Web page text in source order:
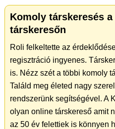
Komoly társkeresés a
társkeresőn
Roli felkeltette az
regisztráció ingyenes.
is. Nézz szét a többi komoly
Találd meg életed nagy
rendszerünk segítségével. A
olyan online társkereső amit
az 50 év felettiek is könnyen